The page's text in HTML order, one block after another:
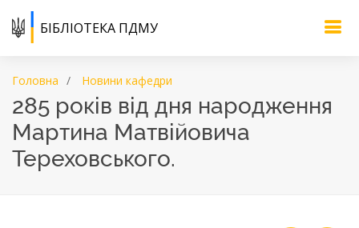
БІБЛІОТЕКА ПДМУ
Головна Новини кафедри
285 років від дня народження
Мартина Матвійовича
Тереховського.